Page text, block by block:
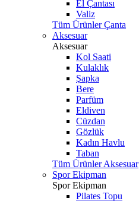
El Çantası
Valiz
Tüm Ürünler Çanta
Aksesuar
Aksesuar
Kol Saati
Kulaklık
Şapka
Bere
Parfüm
Eldiven
Cüzdan
Gözlük
Kadın Havlu
Taban
Tüm Ürünler Aksesuar
Spor Ekipman
Spor Ekipman
Pilates Topu